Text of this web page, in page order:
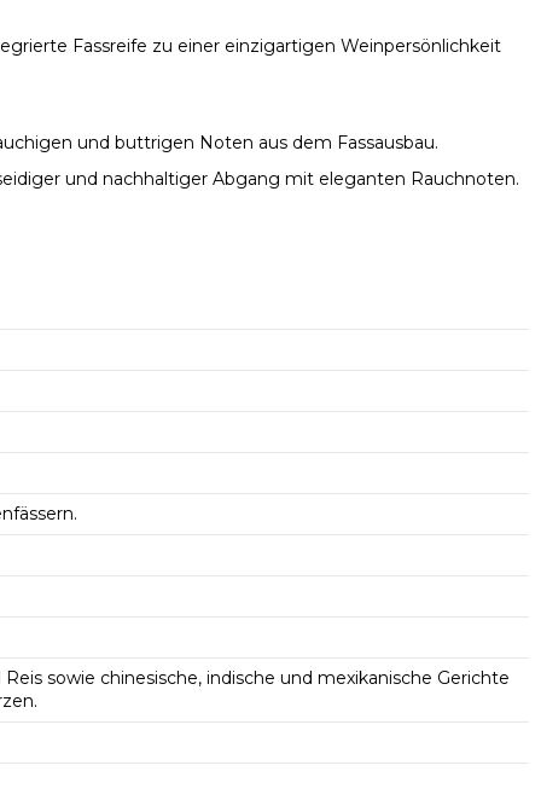
Fassreife zu einer einzigartigen Weinpersönlichkeit
und buttrigen Noten aus dem Fassausbau.
und nachhaltiger Abgang mit eleganten Rauchnoten.
sowie chinesische, indische und mexikanische Gerichte